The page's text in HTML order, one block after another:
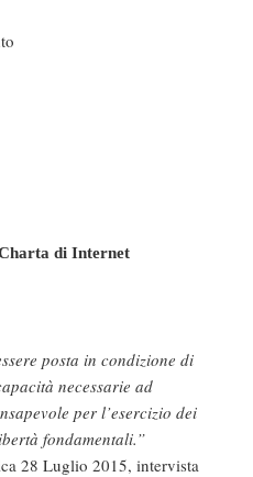
di Internet
posta in condizione di
necessarie ad
per l’esercizio dei
fondamentali.”
28 Luglio 2015, intervista